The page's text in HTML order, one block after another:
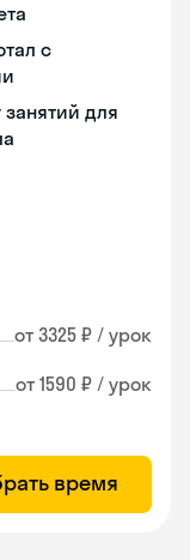
с
для
от 3325 ₽ / урок
от 1590 ₽ / урок
время